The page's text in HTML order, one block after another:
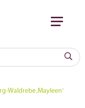
Waldrebe ‚Mayleen‘